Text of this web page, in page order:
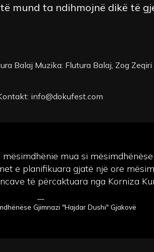
mund ta ndihmojnë dikë të
Balaj Muzika: Flutura Balaj, Zog
info@dokufest.com
mua si
e planifikuara gjatë një ore
të përcaktuara nga Korniza
—
Gjimnazi "Hajdar Dushi" Gjakovë